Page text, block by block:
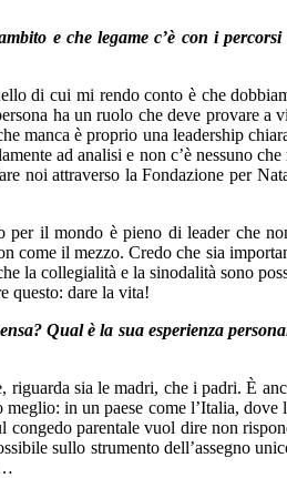
e che legame c’è con i
di cui mi rendo conto è che
ha un ruolo che deve provare a
manca è proprio una leadership
ad analisi e non c’è nessuno che
noi attraverso la Fondazione per
per il mondo è pieno di leader che
come il mezzo. Credo che sia
la collegialità e la sinodalità sono
questo: dare la vita!
Qual è la sua esperienza
sia le madri, che i padri. È
meglio: in un paese come l’Italia, dove
parentale vuol dire non
sullo strumento dell’assegno